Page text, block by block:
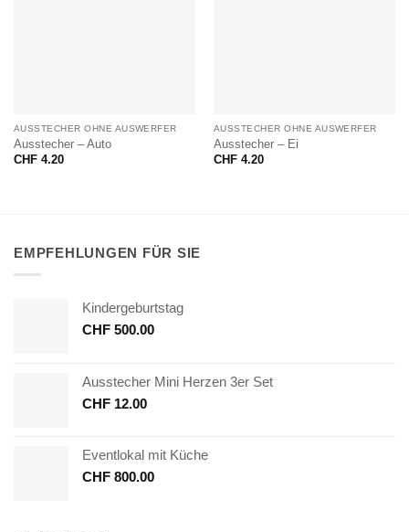
AUSSTECHER OHNE AUSWERFER
Ausstecher – Auto
CHF4.20
AUSSTECHER OHNE AUSWERFER
Ausstecher – Ei
CHF4.20
EMPFEHLUNGEN FÜR SIE
Kindergeburtstag
CHF 500.00
Ausstecher Mini Herzen 3er Set
CHF 12.00
Eventlokal mit Küche
CHF 800.00